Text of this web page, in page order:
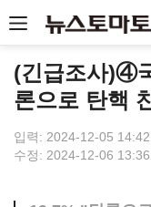
(긴급조사)④
론으로 탄핵
입력: 2024-12-05
수정: 2024-12-06